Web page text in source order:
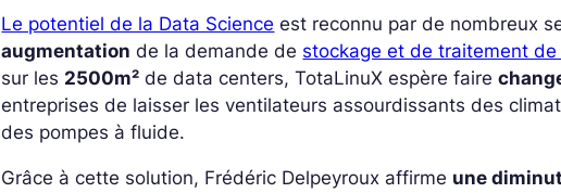
Le potentiel de la Data Science est reconnu par de nombreux
augmentation de la demande de stockage et de traitement de
sur les 2500m² de data centers, TotaLinuX espère faire
entreprises de laisser les ventilateurs assourdissants des
des pompes à fluide.
Grâce à cette solution, Frédéric Delpeyroux affirme une